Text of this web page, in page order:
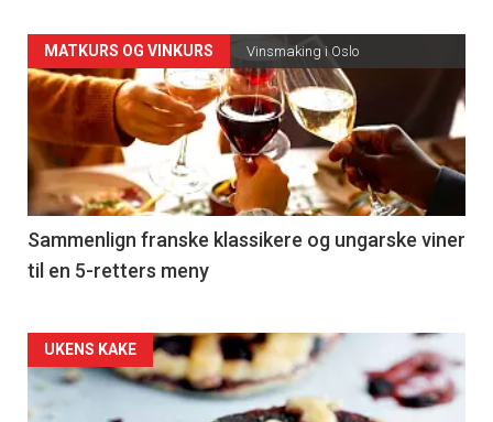
Forsiden
akkurat
nå
-
5
MATKURS OG VINKURS Vinsmaking i Oslo
Sammenlign franske klassikere og ungarske viner
til en 5-retters meny
Forsiden
akkurat
UKENS KAKE